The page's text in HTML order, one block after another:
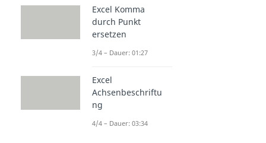
Excel Komma
durch Punkt
ersetzen
3/4 – Dauer: 01:27
Excel
Achsenbeschriftu
ng
4/4 – Dauer: 03:34